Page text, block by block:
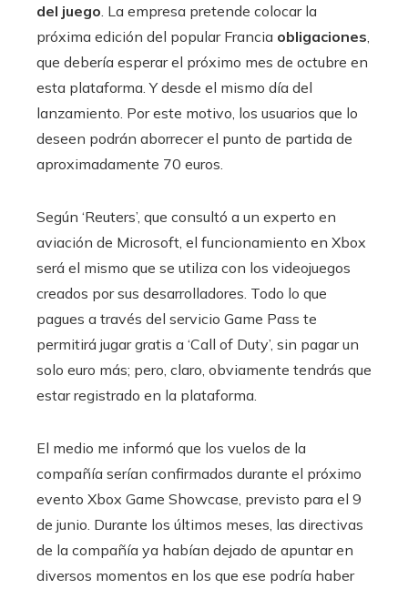
del juego . La empresa pretende colocar la
próxima edición del popular Francia obligaciones
que debería esperar el próximo mes de octubre en
esta plataforma. Y desde el mismo día del
lanzamiento. Por este motivo, los usuarios que lo
deseen podrán aborrecer el punto de partida de
aproximadamente 70 euros.
Según ‘Reuters’, que consultó a un experto en
aviación de Microsoft, el funcionamiento en Xbox
será el mismo que se utiliza con los videojuegos
creados por sus desarrolladores. Todo lo que
pagues a través del servicio Game Pass te
permitirá jugar gratis a ‘Call of Duty’, sin pagar un
solo euro más; pero, claro, obviamente tendrás que
estar registrado en la plataforma.
El medio me informó que los vuelos de la
compañía serían confirmados durante el próximo
evento Xbox Game Showcase, previsto para el 9
de junio. Durante los últimos meses, las directivas
de la compañía ya habían dejado de apuntar en
diversos momentos en los que ese podría haber